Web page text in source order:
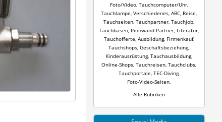
Foto/Video, Tauchcomputer/Uhr,
Tauchlampe Verschiedenes ABC Reise
Tauchseiten Tauchpartner Tauchjob
Tauchbasen Pinnwand-Partner Literatur
Tauchofferte Ausbildung, Firmenkauf,
Tauchshops Geschäftsbeziehung,
Kinderausrüstung, Tauchausbildung,
Online-Shops Tauchreisen Tauchclubs
Tauchportale TEC-Diving,
Foto-Video-Seiten
Alle Rubriken